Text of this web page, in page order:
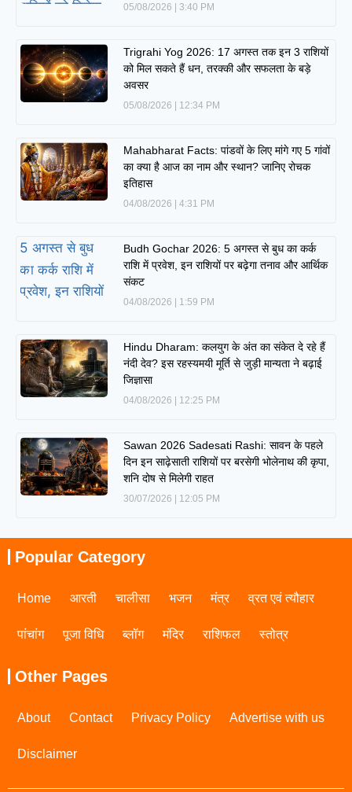
05/08/2026 3:40 PM
Trigrahi Yog 2026: 17 अगस्त तक इन 3 राशियों
को मिल सकते हैं धन, तरक्की और सफलता के बड़े
अवसर
05/08/2026 12:34 PM
Mahabharat Facts: पांडवों के लिए मांगे गए 5 गांवों
का क्या है आज का नाम और स्थान? जानिए रोचक
इतिहास
04/08/2026 4:31 PM
Budh Gochar 2026: 5 अगस्त से बुध का कर्क
राशि में प्रवेश, इन राशियों पर बढ़ेगा तनाव और आर्थिक
संकट
04/08/2026 1:59 PM
Hindu Dharam: कलयुग के अंत का संकेत दे रहे हैं
नंदी देव? इस रहस्यमयी मूर्ति से जुड़ी मान्यता ने बढ़ाई
जिज्ञासा
04/08/2026 12:25 PM
Sawan 2026 Sadesati Rashi: सावन के पहले
दिन इन साढ़ेसाती राशियों पर बरसेगी भोलेनाथ की कृपा,
शनि दोष से मिलेगी राहत
30/07/2026 12:05 PM
Popular Category
Home आरती चालीसा भजन मंत्र व्रत एवं त्यौहार
पांचांग पूजा विधि ब्लॉग मंदिर राशिफल स्तोत्र
Other Pages
About Contact Privacy Policy Advertise with us
Disclaimer